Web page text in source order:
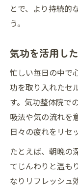
とで、より持続的
う。
気功を活用し
忙しい毎日の中で
功を取り入れたセ
す。気功整体院で
吸法や気の流れを
日々の疲れをリセ
たとえば、朝晩の
てじんわりと温も
なりリフレッシュ